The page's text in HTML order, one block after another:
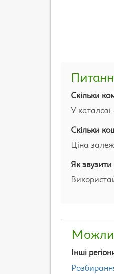
Скільки
У
Скільки
Ціна
Як
Інші